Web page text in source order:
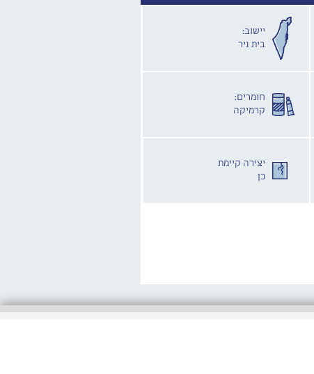
יישוב:
בית ניר
חומרים:
קרמיקה
יצירה קיימת
כן